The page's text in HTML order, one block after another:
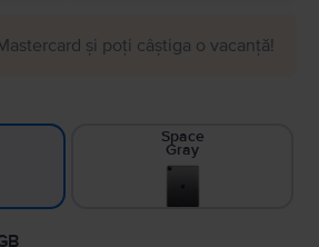
și poți câștiga o vacanță!
Space
Gray